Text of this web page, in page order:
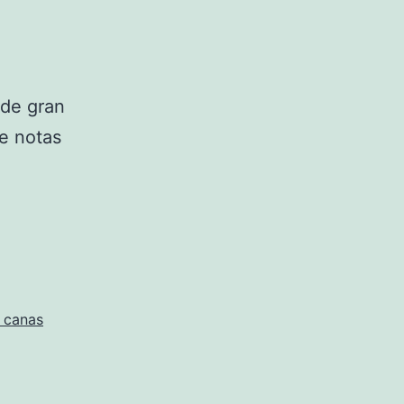
gran
notas